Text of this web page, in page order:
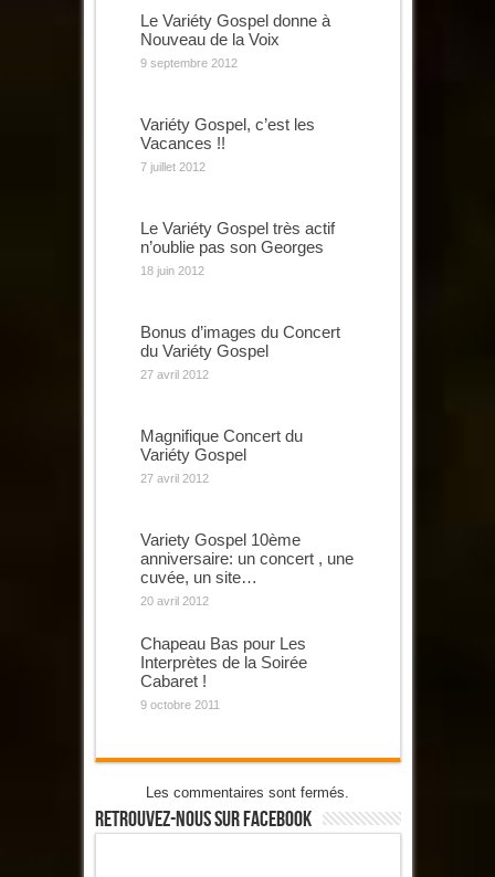
Le Variéty Gospel donne à
Nouveau de la Voix
9 septembre 2012
Variéty Gospel, c’est les
Vacances !!
7 juillet 2012
Le Variéty Gospel très actif
n’oublie pas son Georges
18 juin 2012
Bonus d’images du Concert
du Variéty Gospel
27 avril 2012
Magnifique Concert du
Variéty Gospel
27 avril 2012
Variety Gospel 10ème
anniversaire: un concert , une
cuvée, un site…
20 avril 2012
Chapeau Bas pour Les
Interprètes de la Soirée
Cabaret !
9 octobre 2011
Les commentaires sont fermés.
Retrouvez-Nous Sur Facebook